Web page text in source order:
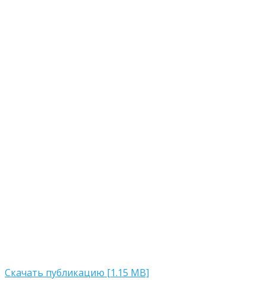
Скачать публикацию [1.15 MB]